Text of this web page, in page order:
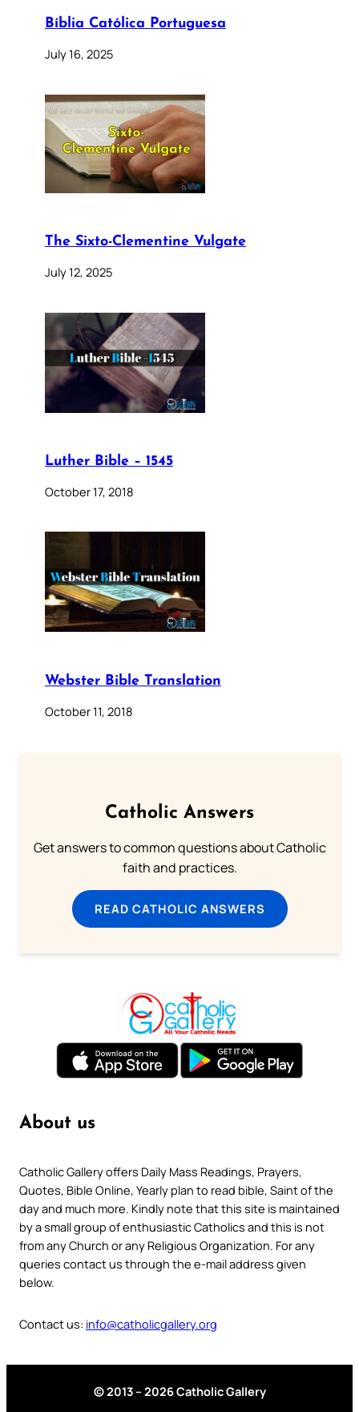
Bíblia Católica Portuguesa
July 16, 2025
The Sixto-Clementine Vulgate
July 12, 2025
Luther Bible – 1545
October 17, 2018
Webster Bible Translation
October 11, 2018
Catholic Answers
Get answers to common questions about Catholic
faith and practices.
READ CATHOLIC ANSWERS
About us
Catholic Gallery offers Daily Mass Readings, Prayers,
Quotes, Bible Online, Yearly plan to read bible, Saint of the
day and much more. Kindly note that this site is maintained
by a small group of enthusiastic Catholics and this is not
from any Church or any Religious Organization. For any
queries contact us through the e-mail address given
below.
Contact us: info@catholicgallery.org
© 2013 – 2026 Catholic Gallery